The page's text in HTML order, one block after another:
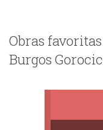
Obras
Burgos